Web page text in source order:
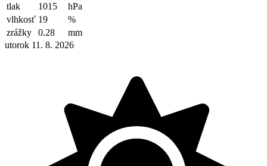
tlak
1015
hPa
vlhkosť 19
%
zrážky
0.28
mm
utorok 11. 8. 2026